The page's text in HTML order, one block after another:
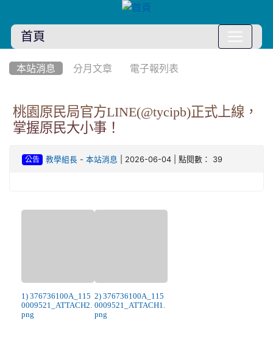
首頁
本站消息 分月文章 電子報列表
桃園原民局官方LINE(@tycipb)正式上線，
掌握原民大小事！
公告 教學組長- 本站消息 | 2026-06-04 | 點閱數： 39
1) 376736100A_115
0009521_ATTACH2.
png
2) 376736100A_115
0009521_ATTACH1.
png